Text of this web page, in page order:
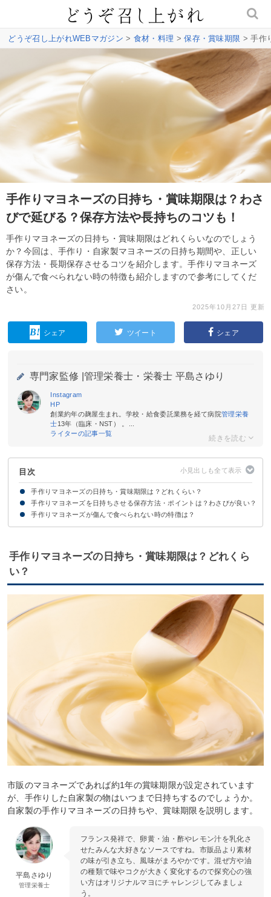
どうぞ召し上がれWEBマガジン > 食材・料理 >保存・賞味期限 > 手作
手作りマヨネーズの日持ち・賞味期限は？わさ
びで延びる？保存方法や長持ちのコツも！
手作りマヨネーズの日持ち・賞味期限はどれくらいなのでしょう
か？今回は、手作り・自家製マヨネーズの日持ち期間や、正しい
保存方法・長期保存させるコツを紹介します。手作りマヨネーズ
が傷んで食べられない時の特徴も紹介しますので参考にしてくだ
さい。
2025年10月27日 更新
シェア ツイート シェア
専門家監修 | 管理栄養士・栄養士 平島さゆり
Instagram
HP
創業約年の麹屋生まれ。学校・給食委託業務を経て病院管理栄養
士13年（臨床・NST） 。...
ライターの記事一覧
目次
手作りマヨネーズの日持ち・賞味期限は？どれくらい？
【前提】手作りマヨネーズは当日中に使い切ろう
ただし正しく保存すれば1週間日持ちすることも
手作りマヨネーズを日持ちさせる保存方法・ポイントは？わさびが良い？
手作りマヨネーズの保存方法
ポイント①新鮮・抗酸化作用のある材料を使う
ポイント②衛生管理を徹底する
ポイント③温度が低すぎる場所には保存しない
手作りマヨネーズが傷んで食べられない時の特徴は？
手作りマヨネーズの日持ち・賞味期限は？どれくら
い？
市販のマヨネーズであれば約1年の賞味期限が設定されています
が、手作りした自家製の物はいつまで日持ちするのでしょうか。
自家製の手作りマヨネーズの日持ちや、賞味期限を説明します。
平島さゆり
管理栄養士
フランス発祥で、卵黄・油・酢やレモン汁を乳化さ
せたみんな大好きなソースですね。市販品より素材
の味が引き立ち、風味がまろやかです。混ぜ方や油
の種類で味やコクが大きく変化するので探究心の強
い方はオリジナルマヨにチャレンジしてみましょ
う。